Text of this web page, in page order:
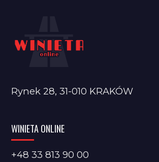
Rynek 28, 31-010 KRAKÓW
WINIETA ONLINE
+48 33 813 90 00